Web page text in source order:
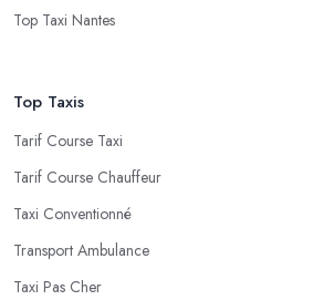
Top Taxi Nantes
Top Taxis
Tarif Course Taxi
Tarif Course Chauffeur
Taxi Conventionné
Transport Ambulance
Taxi Pas Cher